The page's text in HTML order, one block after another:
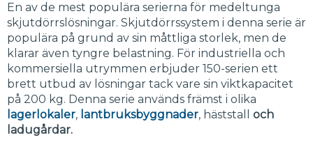
En av de mest populära serierna för medeltunga
skjutdörrslösningar. Skjutdörrssystem i denna serie är
populära på grund av sin måttliga storlek, men de
klarar även tyngre belastning. För industriella och
kommersiella utrymmen erbjuder 150-serien ett
brett utbud av lösningar tack vare sin viktkapacitet
på 200 kg. Denna serie används främst i olika
lagerlokaler, lantbruksbyggnader, häststall
och
ladugårdar.